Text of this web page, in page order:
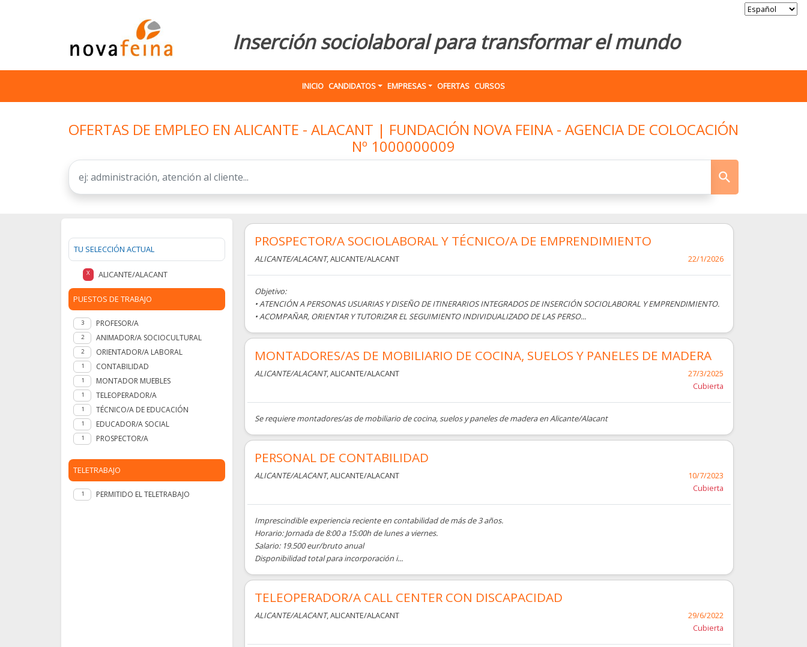
Inserción sociolaboral para transformar el mundo
INICIO CANDIDATOS EMPRESAS OFERTAS CURSOS
OFERTAS DE EMPLEO EN ALICANTE - ALACANT | FUNDACIÓN NOVA FEINA - AGENCIA DE COLOCACIÓN
Nº 1000000009
TU SELECCIÓN ACTUAL
X ALICANTE/ALACANT
PUESTOS DE TRABAJO
3 PROFESOR/A
2 ANIMADOR/A SOCIOCULTURAL
2 ORIENTADOR/A LABORAL
1 CONTABILIDAD
1 MONTADOR MUEBLES
1 TELEOPERADOR/A
1 TÉCNICO/A DE EDUCACIÓN
1 EDUCADOR/A SOCIAL
1 PROSPECTOR/A
TELETRABAJO
1 PERMITIDO EL TELETRABAJO
PROSPECTOR/A SOCIOLABORAL Y TÉCNICO/A DE EMPRENDIMIENTO
ALICANTE/ALACANT, ALICANTE/ALACANT 22/1/2026
Objetivo:
• ATENCIÓN A PERSONAS USUARIAS Y DISEÑO DE ITINERARIOS INTEGRADOS DE INSERCIÓN SOCIOLABORAL Y EMPRENDIMIENTO.
• ACOMPAÑAR, ORIENTAR Y TUTORIZAR EL SEGUIMIENTO INDIVIDUALIZADO DE LAS PERSO...
MONTADORES/AS DE MOBILIARIO DE COCINA, SUELOS Y PANELES DE MADERA
ALICANTE/ALACANT, ALICANTE/ALACANT
27/3/2025
Cubierta
Se requiere montadores/as de mobiliario de cocina, suelos y paneles de madera en Alicante/Alacant
PERSONAL DE CONTABILIDAD
ALICANTE/ALACANT, ALICANTE/ALACANT
10/7/2023
Cubierta
Imprescindible experiencia reciente en contabilidad de más de 3 años.
Horario: Jornada de 8:00 a 15:00h de lunes a viernes.
Salario: 19.500 eur/bruto anual
Disponibilidad total para incorporación i...
TELEOPERADOR/A CALL CENTER CON DISCAPACIDAD
ALICANTE/ALACANT, ALICANTE/ALACANT
29/6/2022
Cubierta